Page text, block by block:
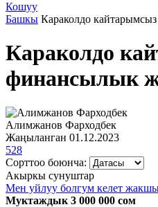
Кошуу
Башкы Караколдо
Караколдо
финансылык
Алимжанов Фарходбек
Жаңыланган 01.12.2023
528
Сорттоо боюнча:
Акыркы сунуштар
Мен уйлуу болгум келет
Муктаждык 3 000 000 сом